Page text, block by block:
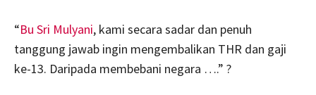
“Bu Sri Mulyani, kami secara sadar dan penuh
tanggung jawab ingin mengembalikan THR dan gaji
ke-13. Daripada membebani negara ….” ?